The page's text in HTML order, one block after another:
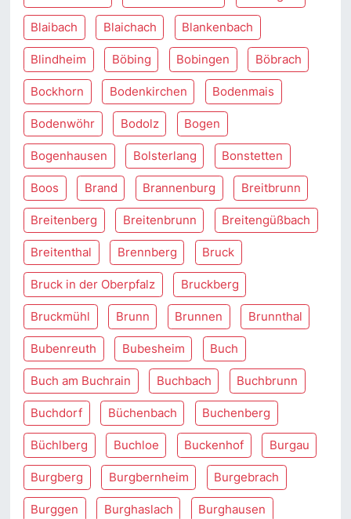
Blaibach Blaichach Blankenbach
Blindheim Böbing Bobingen Böbrach
Bockhorn Bodenkirchen Bodenmais
Bodenwöhr Bodolz Bogen
Bogenhausen Bolsterlang Bonstetten
Boos Brand Brannenburg Breitbrunn
Breitenberg Breitenbrunn Breitengüßbach
Breitenthal Brennberg Bruck
Bruck in der Oberpfalz Bruckberg
Bruckmühl Brunn Brunnen Brunnthal
Bubenreuth Bubesheim Buch
Buch am Buchrain Buchbach Buchbrunn
Buchdorf Büchenbach Buchenberg
Büchlberg Buchloe Buckenhof Burgau
Burgberg Burgbernheim Burgebrach
Burggen Burghaslach Burghausen